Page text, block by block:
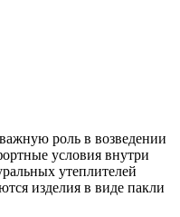
роль в возведении
условия внутри
утеплителей
изделия в виде пакли